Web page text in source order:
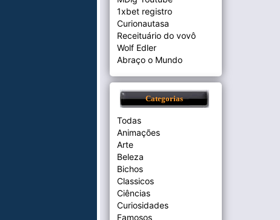
1xbet registro
Curionautasa
Receituário do vovô
Wolf Edler
Abraço o Mundo
Categorias
Todas
Animações
Arte
Beleza
Bichos
Classicos
Ciências
Curiosidades
Famosos